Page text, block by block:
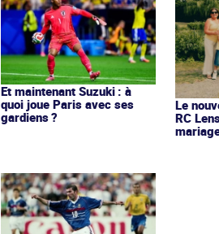
Et maintenant Suzuki : à
quoi joue Paris avec ses
gardiens ?
Le
RC